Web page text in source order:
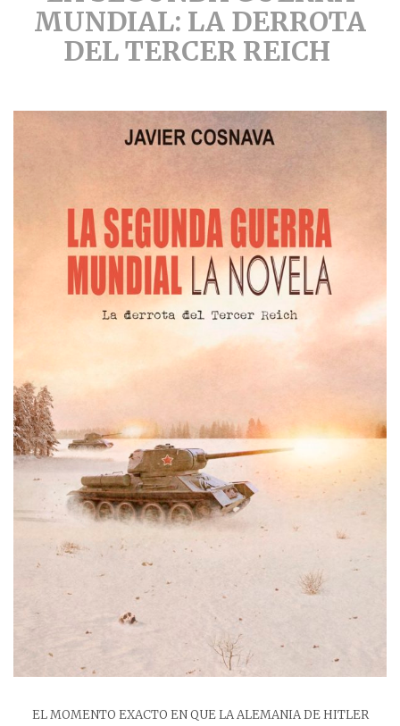
MUNDIAL: LA DERROTA
DEL TERCER REICH
EL MOMENTO EXACTO EN QUE LA ALEMANIA DE HITLER